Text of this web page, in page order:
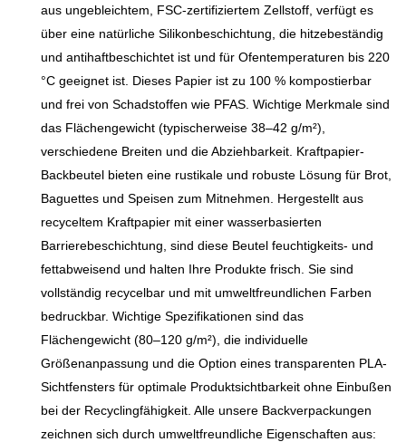
sich Cupcakes und Muffins
mühelos aus der Form lösen,
während die fettabweisende
Beschichtung für ein frisches
Aussehen Ihrer Leckereien
und saubere Hände sorgt.
Der charmante rosa LOVE-
Print verleiht jedem Anlass
eine süße, romantische Note
und macht diese Förmchen
ideal für professionelle
Bäckereien und
Hobbybäcker
gleichermaßen.
aus ungebleichtem, FSC-zertifiziertem Zellstoff, verfügt es
über eine natürliche Silikonbeschichtung, die hitzebeständig
und antihaftbeschichtet ist und für Ofentemperaturen bis 220
°C geeignet ist. Dieses Papier ist zu 100 % kompostierbar
und frei von Schadstoffen wie PFAS. Wichtige Merkmale sind
das Flächengewicht (typischerweise 38–42 g/m²),
verschiedene Breiten und die Abziehbarkeit. Kraftpapier-
Backbeutel bieten eine rustikale und robuste Lösung für Brot,
Baguettes und Speisen zum Mitnehmen. Hergestellt aus
recyceltem Kraftpapier mit einer wasserbasierten
Barrierebeschichtung, sind diese Beutel feuchtigkeits- und
fettabweisend und halten Ihre Produkte frisch. Sie sind
vollständig recycelbar und mit umweltfreundlichen Farben
bedruckbar. Wichtige Spezifikationen sind das
Flächengewicht (80–120 g/m²), die individuelle
Größenanpassung und die Option eines transparenten PLA-
Sichtfensters für optimale Produktsichtbarkeit ohne Einbußen
bei der Recyclingfähigkeit. Alle unsere Backverpackungen
zeichnen sich durch umweltfreundliche Eigenschaften aus: